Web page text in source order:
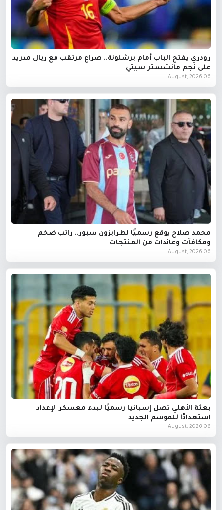
رودري يفتح الباب أمام برشلونة.. صراع مرتقب مع ريال مدريد
على نجم مانشستر سيتي
06 August, 2026
محمد صلاح يوقع رسميًا لطرابزون سبور.. راتب ضخم
ومكافآت وعائدات من المنتجات
06 August, 2026
بعثة الأهلي تصل إسبانيا رسميًا لبدء معسكر الإعداد
استعدادًا للموسم الجديد
06 August, 2026